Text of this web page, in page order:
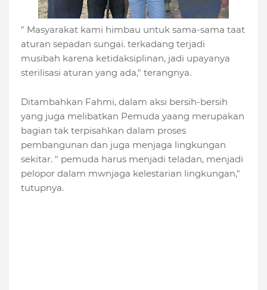
" Masyarakat kami himbau untuk sama-sama taat
aturan sepadan sungai. terkadang terjadi
musibah karena ketidaksiplinan, jadi upayanya
sterilisasi aturan yang ada," terangnya.
Ditambahkan Fahmi, dalam aksi bersih-bersih
yang juga melibatkan Pemuda yaang merupakan
bagian tak terpisahkan dalam proses
pembangunan dan juga menjaga lingkungan
sekitar. " pemuda harus menjadi teladan, menjadi
pelopor dalam mwnjaga kelestarian lingkungan,"
tutupnya.